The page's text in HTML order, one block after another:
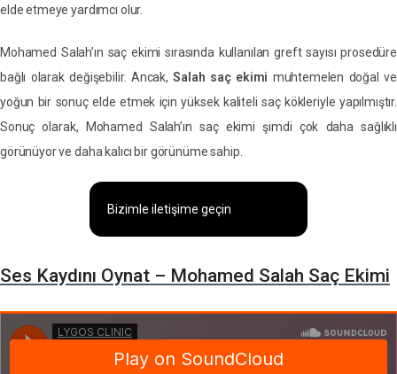
elde etmeye yardımcı olur.
Mohamed Salah’ın saç ekimi sırasında kullanılan greft sayısı prosedüre
bağlı olarak değişebilir. Ancak,Salah saç ekimi muhtemelen doğal ve
yoğun bir sonuç elde etmek için yüksek kaliteli saç kökleriyle yapılmıştır.
Sonuç olarak, Mohamed Salah’ın saç ekimi şimdi çok daha sağlıklı
görünüyor ve daha kalıcı bir görünüme sahip.
Bizimle iletişime geçin
Ses Kaydını Oynat – Mohamed Salah Saç Ekimi